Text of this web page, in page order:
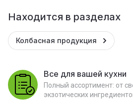
Находится в разделах
Колбасная продукция
Все для вашей кухни
Полный ассортимент: от
экзотических